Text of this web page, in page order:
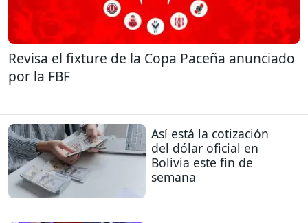
Revisa el fixture de la Copa Paceña anunciado
por la FBF
Así está la cotización
del dólar oficial en
Bolivia este fin de
semana